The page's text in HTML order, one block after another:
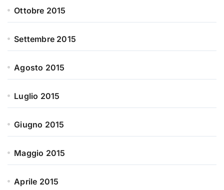
Ottobre 2015
Settembre 2015
Agosto 2015
Luglio 2015
Giugno 2015
Maggio 2015
Aprile 2015